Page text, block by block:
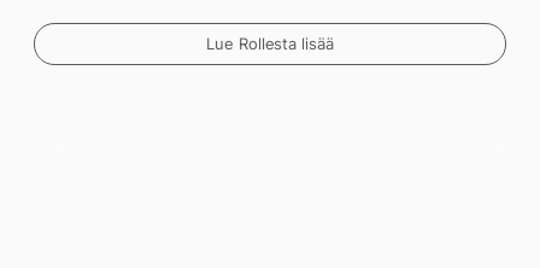
Lue Rollesta lisää